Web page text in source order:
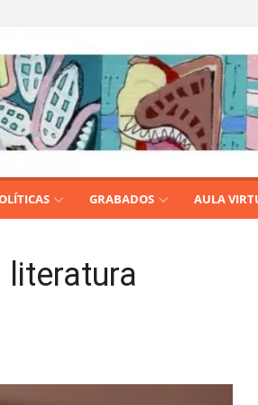
GRABADOS AULA
literatura